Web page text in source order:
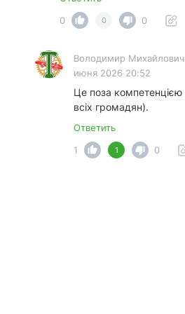
0
0 0
Володимир Михайлович
июня 2026 20:52
Це поза
всіх громадян).
Ответить
1
1 0